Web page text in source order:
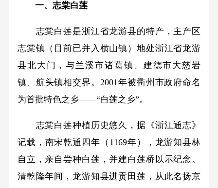
一、志棠白莲
志棠白莲是浙江省龙游县的特产，主产区
志棠镇（目前已并入横山镇）地处浙江省龙游
县北大门，与兰溪市诸葛镇、建德市大慈岩
镇、航头镇相交界。2001年被衢州市政府命名
为首批特色之乡——“白莲之乡”。
志棠白莲种植历史悠久，据《浙江通志》
记载，南宋乾通四年（1169年），龙游知县林
自立，亲自尝种白莲，并建白莲桥以示纪念。
清乾隆年间，龙游知县进贡田莲，从此名扬京